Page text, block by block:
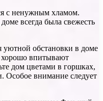
с ненужным хламом.
всегда была свежесть
обстановки в доме
хорошо впитывают
дом цветами в горшках,
Особое внимание следует